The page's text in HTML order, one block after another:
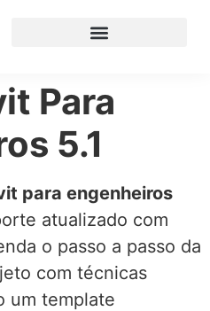
Para
5.1
para engenheiros
atualizado com
o passo a passo da
com técnicas
um template